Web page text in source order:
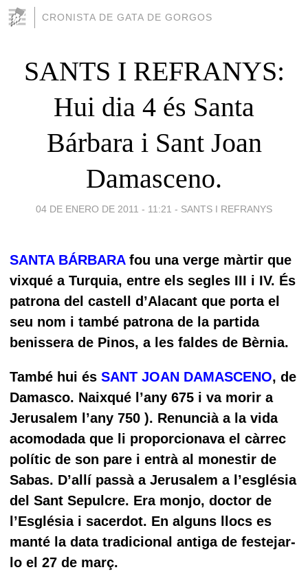
CRONISTA DE GATA DE GORGOS
SANTS I REFRANYS:
Hui dia 4 és Santa
Bárbara i Sant Joan
Damasceno.
04 DE ENERO DE 2011 - 11:21 - SANTS I REFRANYS
SANTA BÁRBARA fou una verge màrtir que
vixqué a Turquia, entre els segles III i IV. És
patrona del castell d’Alacant que porta el
seu nom i també patrona de la partida
benissera de Pinos, a les faldes de Bèrnia.
També hui és SANT JOAN DAMASCENO, de
Damasco. Naixqué l’any 675 i va morir a
Jerusalem l’any 750 ). Renuncià a la vida
acomodada que li proporcionava el càrrec
polític de son pare i entrà al monestir de
Sabas. D’allí passà a Jerusalem a l’església
del Sant Sepulcre. Era monjo, doctor de
l’Església i sacerdot. En alguns llocs es
manté la data tradicional antiga de festejar-
lo el 27 de març.